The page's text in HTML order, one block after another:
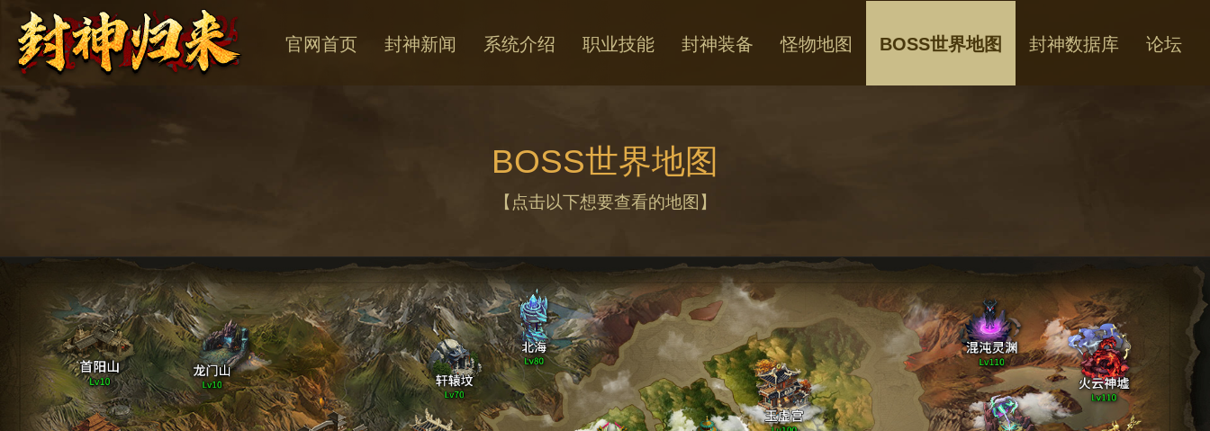
官网首页 封神新闻 系统介绍 职业技能 封神装备 怪物地图 BOSS世界地图 封神数据库 论坛
BOSS世界地图
【点击以下想要查看的地图】